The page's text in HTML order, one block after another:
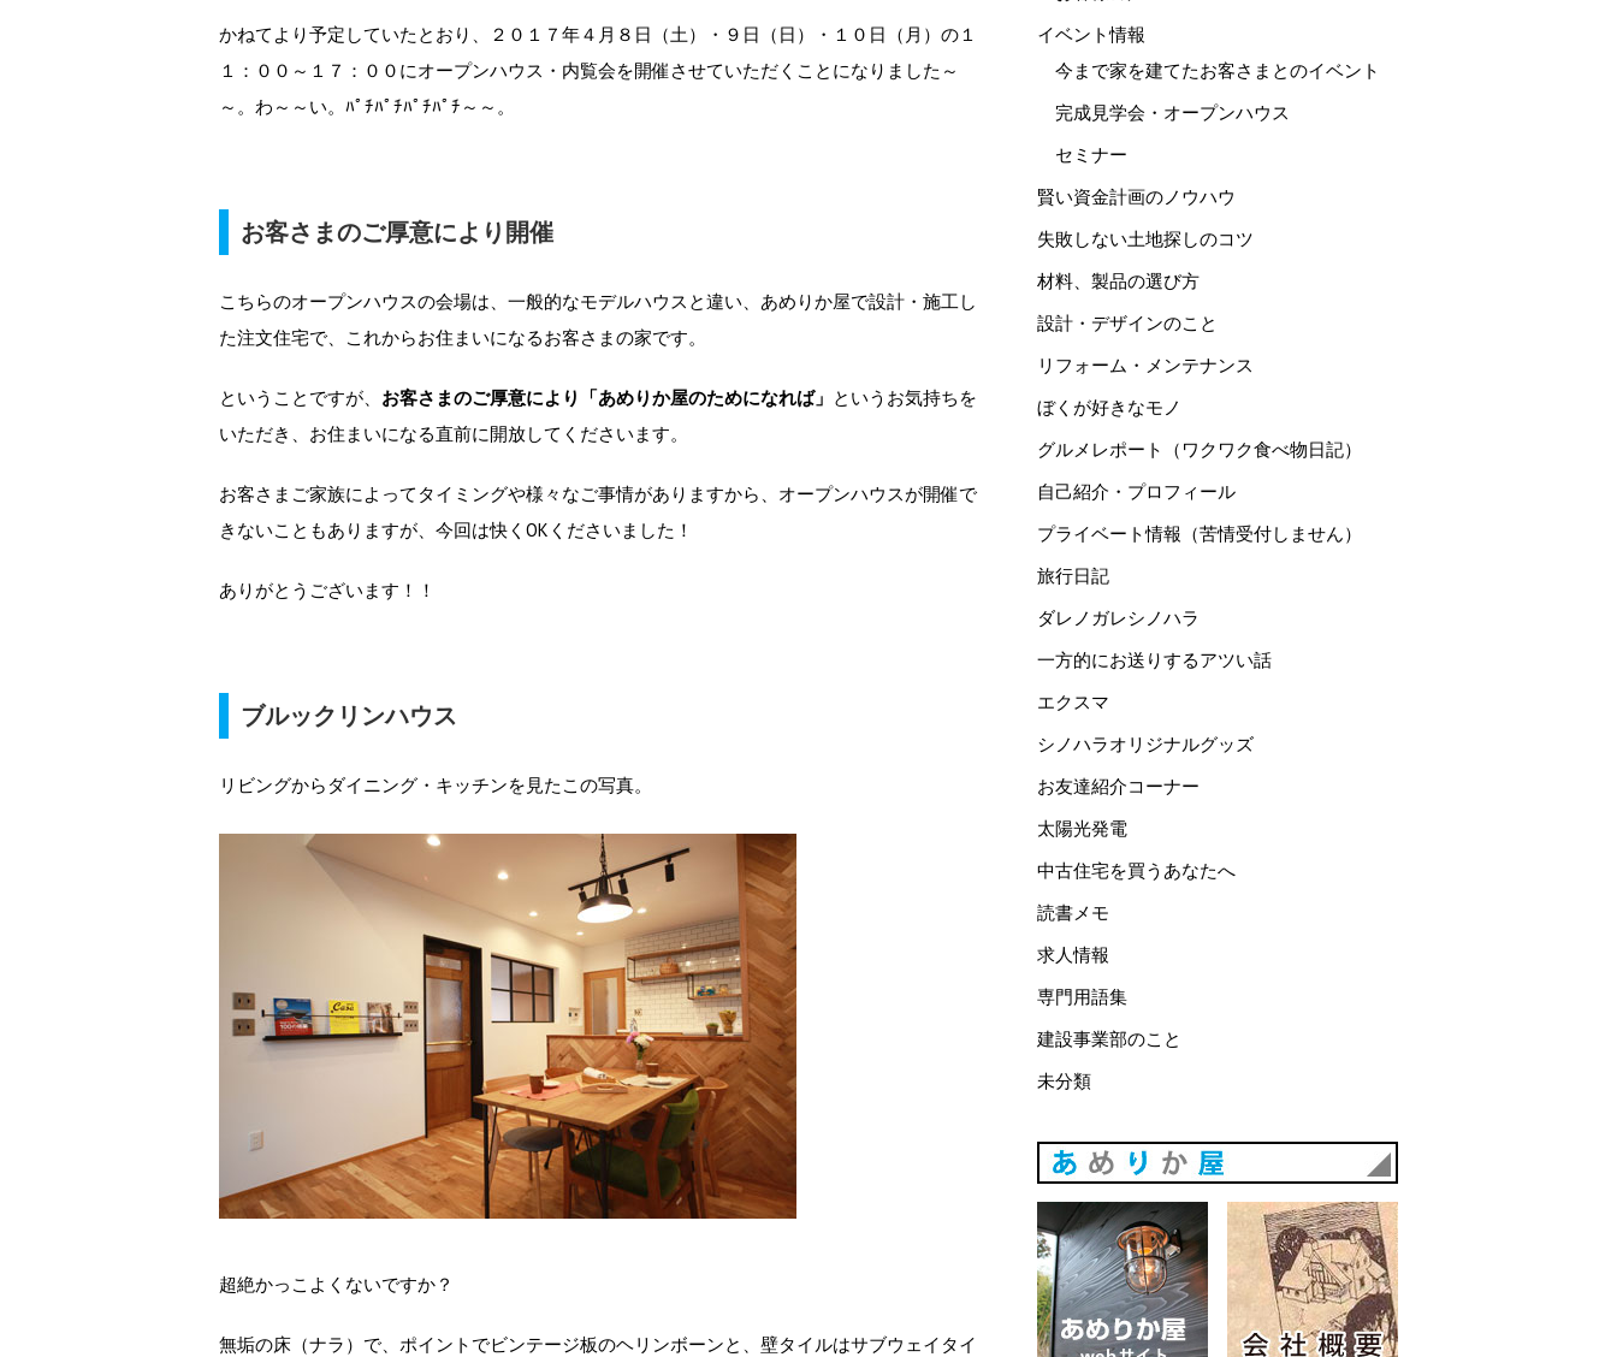
かねてより予定していたとおり、２０１７年４月８日（土）・９日（日）・１０日（月）の１
１：００～１７：００にオープンハウス・内覧会を開催させていただくことになりました～
～。わ～～い。ﾊﾟﾁﾊﾟﾁﾊﾟﾁﾊﾟﾁ～～。
お客さまのご厚意により開催
こちらのオープンハウスの会場は、一般的なモデルハウスと違い、あめりか屋で設計・施工し
た注文住宅で、これからお住まいになるお客さまの家です。
ということですが、 お客さまのご厚意により「あめりか屋のためになれば」 というお気持ちを
いただき、お住まいになる直前に開放してくださいます。
お客さまご家族によってタイミングや様々なご事情がありますから、オープンハウスが開催で
きないこともありますが、今回は快くOKくださいました！
ありがとうございます！！
ブルックリンハウス
リビングからダイニング・キッチンを見たこの写真。
超絶かっこよくないですか？
無垢の床（ナラ）で、ポイントでビンテージ板のヘリンボーンと、壁タイルはサブウェイタイ
イベント情報
今まで家を建てたお客さまとのイベント
完成見学会・オープンハウス
セミナー
賢い資金計画のノウハウ
失敗しない土地探しのコツ
材料、製品の選び方
設計・デザインのこと
リフォーム・メンテナンス
ぼくが好きなモノ
グルメレポート（ワクワク食べ物日記）
自己紹介・プロフィール
プライベート情報（苦情受付しません）
旅行日記
ダレノガレシノハラ
一方的にお送りするアツい話
エクスマ
シノハラオリジナルグッズ
お友達紹介コーナー
太陽光発電
中古住宅を買うあなたへ
読書メモ
求人情報
専門用語集
建設事業部のこと
未分類
あめりか屋WEBサイト